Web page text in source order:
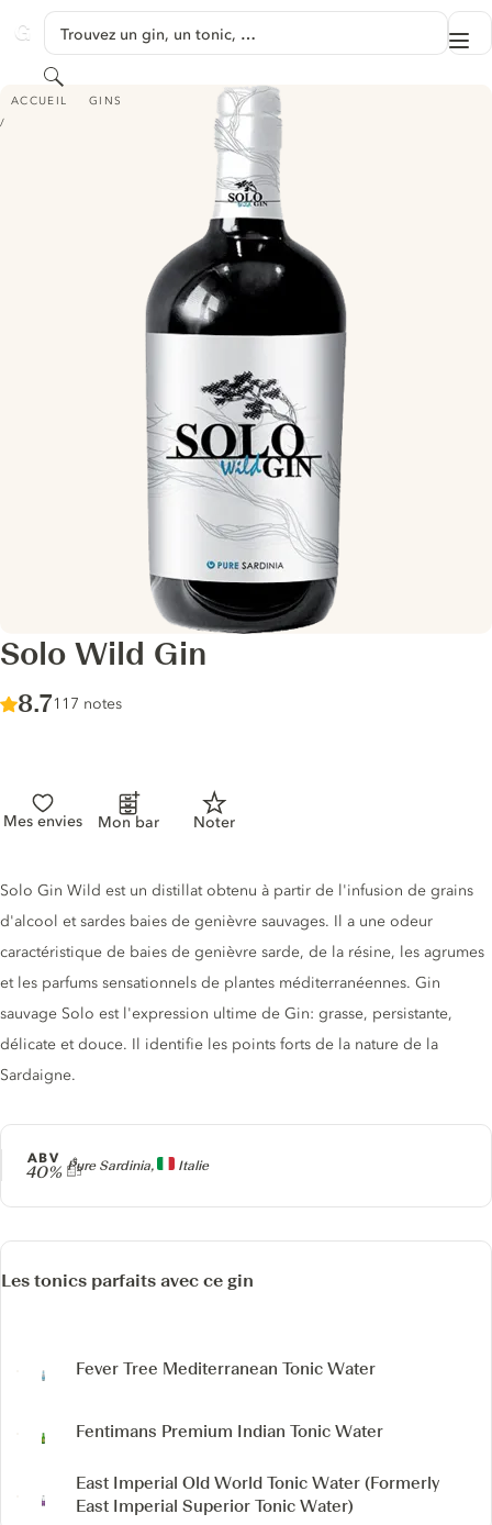
GINVENTORY
Trouvez un gin, un tonic, …
Rechercher
ACCUEIL GINS
SOLO WILD GIN
Solo Wild Gin
Score :
8.7/ 10
117 notes
Mes envies Mon bar Noter
Producteur
Pure Sardinia, Italie
ABV
40%
Description du gin
Solo Gin Wild est un distillat obtenu à partir de l'infusion de grains
d'alcool et sardes baies de genièvre sauvages. Il a une odeur
caractéristique de baies de genièvre sarde, de la résine, les agrumes
et les parfums sensationnels de plantes méditerranéennes. Gin
sauvage Solo est l'expression ultime de Gin: grasse, persistante,
délicate et douce. Il identifie les points forts de la nature de la
Sardaigne.
Les tonics parfaits avec ce gin
Fever Tree Mediterranean Tonic Water
Fentimans Premium Indian Tonic Water
East Imperial Old World Tonic Water (Formerly
East Imperial Superior Tonic Water)